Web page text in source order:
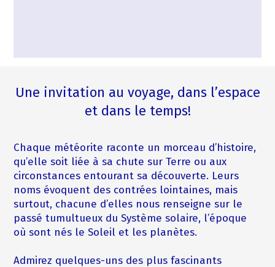
Une invitation au voyage, dans l’espace
et dans le temps!
Chaque météorite raconte un morceau d’histoire,
qu’elle soit liée à sa chute sur Terre ou aux
circonstances entourant sa découverte. Leurs
noms évoquent des contrées lointaines, mais
surtout, chacune d’elles nous renseigne sur le
passé tumultueux du Système solaire, l’époque
où sont nés le Soleil et les planètes.
Admirez quelques-uns des plus fascinants